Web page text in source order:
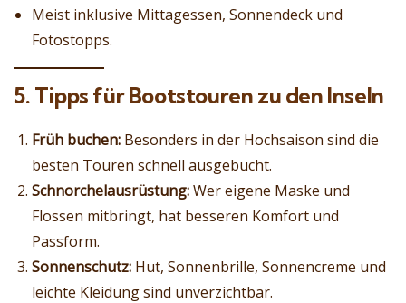
Meist inklusive Mittagessen, Sonnendeck und
Fotostopps.
5. Tipps für Bootstouren zu den Inseln
Früh buchen: Besonders in der Hochsaison sind die
besten Touren schnell ausgebucht.
Schnorchelausrüstung:Wer eigene Maske und
Flossen mitbringt, hat besseren Komfort und
Passform.
Sonnenschutz: Hut, Sonnenbrille, Sonnencreme und
leichte Kleidung sind unverzichtbar.